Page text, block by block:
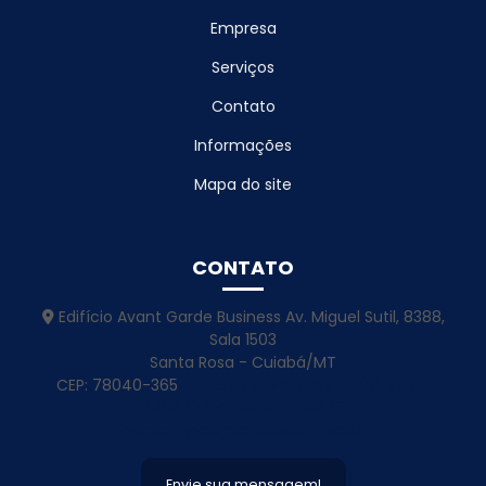
Projeto De Barracão Pré Moldado
Projeto De Cobertura Em Estrutura Metálica Inativo
Projeto De Engenharia Estrutural
Projeto De Estrutura Metálica
Projeto De Estrutura Metalica Para Galpao
Projeto De Galpão
Projeto De Galpao De Estrutura Metalica
Empresa
Serviços
Contato
Informações
Mapa do site
CONTATO
Edifício Avant Garde Business Av. Miguel Sutil, 8388,
Sala 1503
Santa Rosa - Cuiabá/MT
CEP: 78040-365